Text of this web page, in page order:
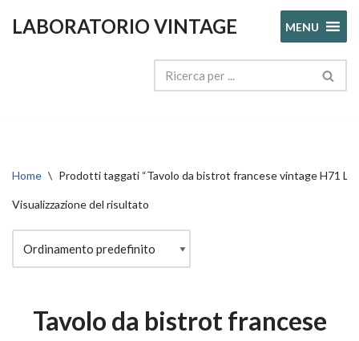
LABORATORIO VINTAGE MENU
Home \ Prodotti taggati “Tavolo da bistrot francese vintage H71
Visualizzazione del risultato
Tavolo da bistrot francese